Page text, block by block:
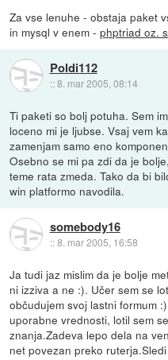
Za vse lenuhe - obstaja paket
in mysql v enem -phptriad oz.
Poldi112
::8. mar 2005, 08:14
Ti paketi so bolj potuha. Sem
loceno mi je ljubse. Vsaj vem
zamenjam samo eno
Osebno se mi pa zdi da je
teme rata zmeda. Tako da bi
win platformo navodila.
somebody16
::8. mar 2005, 16:58
Ja tudi jaz mislim da je bolje
ni izziva a ne :). Učer sem se
občudujem svoj lastni formum
uporabne vrednosti, lotil sem
znanja.Zadeva lepo dela na
net povezan preko